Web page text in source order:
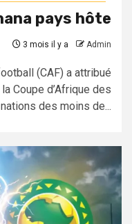
pays hôte
3 mois il y a Admin
(CAF) a attribué
Coupe d’Afrique des
nations des moins de...